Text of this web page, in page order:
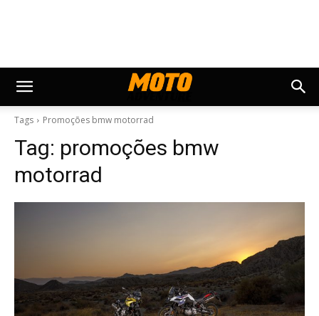
Tags Promoções bmw motorrad
Tag: promoções bmw
motorrad